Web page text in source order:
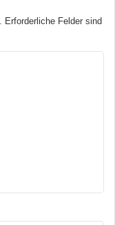
Erforderliche Felder sind